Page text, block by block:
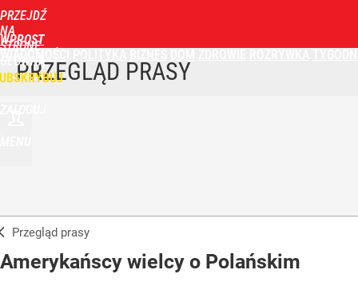
PRZEJDŹ
NA
STRONĘ
GŁÓWNĄ
WPROST
PRZEGLĄD PRASY
Przegląd prasy
Amerykańscy wielcy o Polańskim